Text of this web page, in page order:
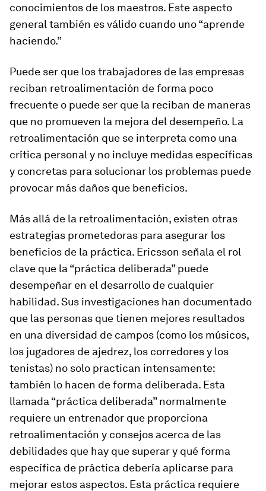
conocimientos de los maestros. Este aspecto
general también es válido cuando uno “aprende
haciendo.”
Puede ser que los trabajadores de las empresas
reciban retroalimentación de forma poco
frecuente o puede ser que la reciban de maneras
que no promueven la mejora del desempeño. La
retroalimentación que se interpreta como una
crítica personal y no incluye medidas específicas
y concretas para solucionar los problemas puede
provocar más daños que beneficios.
Más allá de la retroalimentación, existen otras
estrategias prometedoras para asegurar los
beneficios de la práctica. Ericsson señala el rol
clave que la “práctica deliberada” puede
desempeñar en el desarrollo de cualquier
habilidad. Sus investigaciones han documentado
que las personas que tienen mejores resultados
en una diversidad de campos (como los músicos,
los jugadores de ajedrez, los corredores y los
tenistas) no solo practican intensamente:
también lo hacen de forma deliberada. Esta
llamada “práctica deliberada” normalmente
requiere un entrenador que proporciona
retroalimentación y consejos acerca de las
debilidades que hay que superar y qué forma
específica de práctica debería aplicarse para
mejorar estos aspectos. Esta práctica requiere